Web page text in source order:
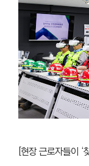
[현장 근로자들이 ‘